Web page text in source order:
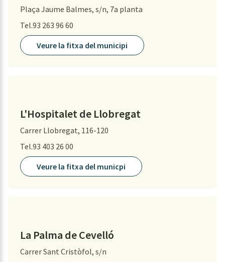
Plaça Jaume Balmes, s/n, 7a planta
Tel.93 263 96 60
Veure la fitxa del municipi
L'Hospitalet de Llobregat
Carrer Llobregat, 116-120
Tel.93 403 26 00
Veure la fitxa del municpi
La Palma de Cevelló
Carrer Sant Cristòfol, s/n